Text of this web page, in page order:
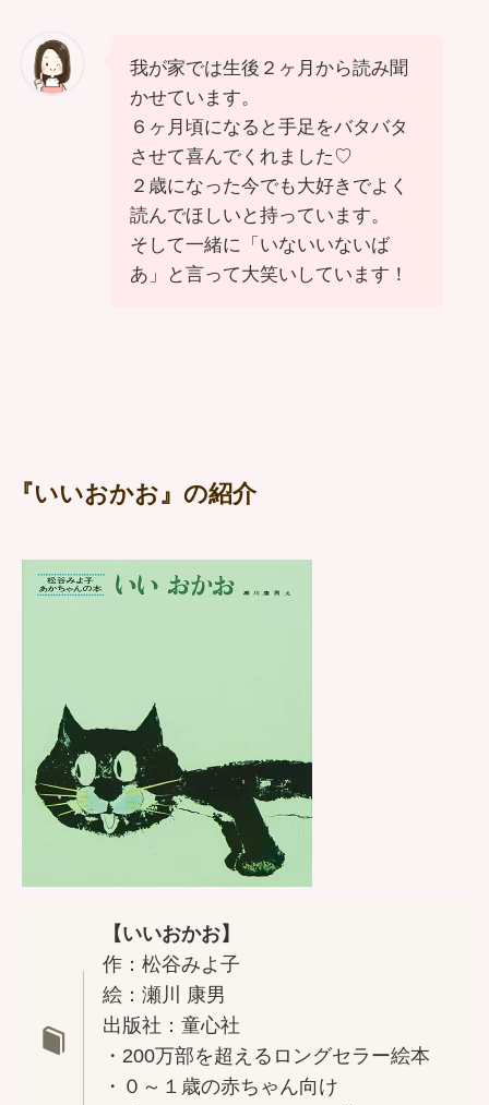
我が家では生後２ヶ月から読み聞
かせています。
６ヶ月頃になると手足をバタバタ
させて喜んでくれました♡
２歳になった今でも大好きでよく
読んでほしいと持っています。
そして一緒に「いないいないば
あ」と言って大笑いしています！
『いいおかお』の紹介
【いいおかお】
作：松谷みよ子
絵：瀬川 康男
出版社：童心社
・200万部を超えるロングセラー絵本
・０～１歳の赤ちゃん向け